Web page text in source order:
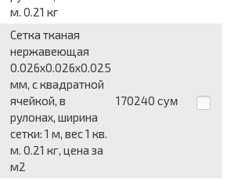
м. 0.21 кг
Сетка тканая
нержавеющая
0.026x0.026x0.025
мм, c квадратной
ячейкой, в
рулонах, ширина
сетки: 1 м, вес 1 кв.
м. 0.21 кг, цена за
м2
170240 сум